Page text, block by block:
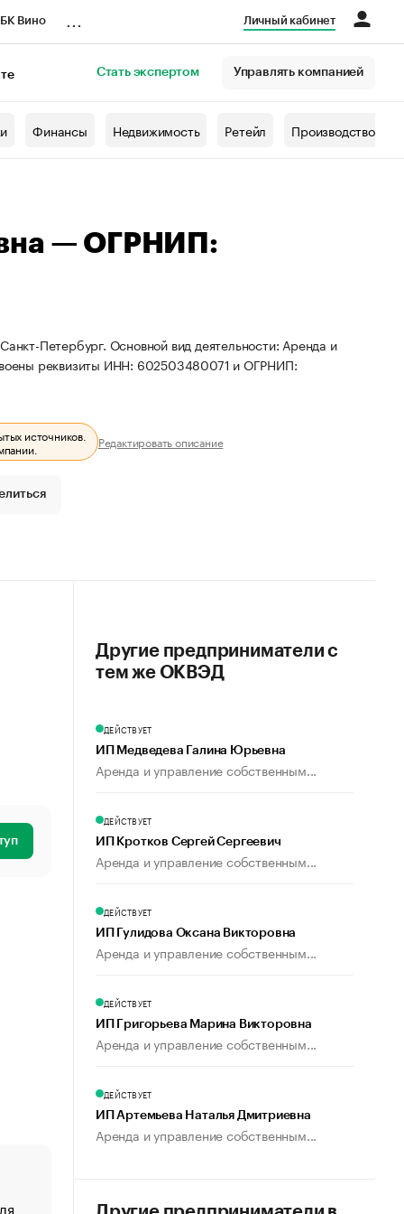
Вино Личный кабинет
Стать экспертом Управлять компанией
Финансы Недвижимость Ретейл Производство
— ОГРНИП:
Петербург. Основной вид деятельности: Аренда и
реквизиты ИНН: 602503480071 и ОГРНИП:
источников.
Редактировать описание
«От спорта тело стареет иначе». Как живет глава
Другие предприниматели с
тем же ОКВЭД
ДЕЙСТВУЕТ
ИП Медведева Галина Юрьевна
Аренда и управление собственным...
ДЕЙСТВУЕТ
ИП Кротков Сергей Сергеевич
Аренда и управление собственным...
ДЕЙСТВУЕТ
ИП Гулидова Оксана Викторовна
Аренда и управление собственным...
ДЕЙСТВУЕТ
ИП Григорьева Марина Викторовна
Аренда и управление собственным...
ДЕЙСТВУЕТ
ИП Артемьева Наталья Дмитриевна
Аренда и управление собственным...